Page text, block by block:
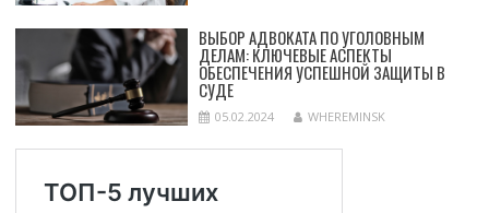
ВЫБОР АДВОКАТА ПО УГОЛОВНЫМ
ДЕЛАМ: КЛЮЧЕВЫЕ АСПЕКТЫ
ОБЕСПЕЧЕНИЯ УСПЕШНОЙ ЗАЩИТЫ В
СУДЕ
05.02.2024 WHEREMINSK